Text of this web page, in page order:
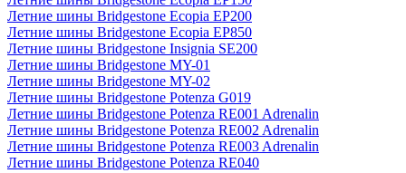
Летние шины Bridgestone Ecopia EP200
Летние шины Bridgestone Ecopia EP850
Летние шины Bridgestone Insignia SE200
Летние шины Bridgestone MY-01
Летние шины Bridgestone MY-02
Летние шины Bridgestone Potenza G019
Летние шины Bridgestone Potenza RE001 Adrenalin
Летние шины Bridgestone Potenza RE002 Adrenalin
Летние шины Bridgestone Potenza RE003 Adrenalin
Летние шины Bridgestone Potenza RE040